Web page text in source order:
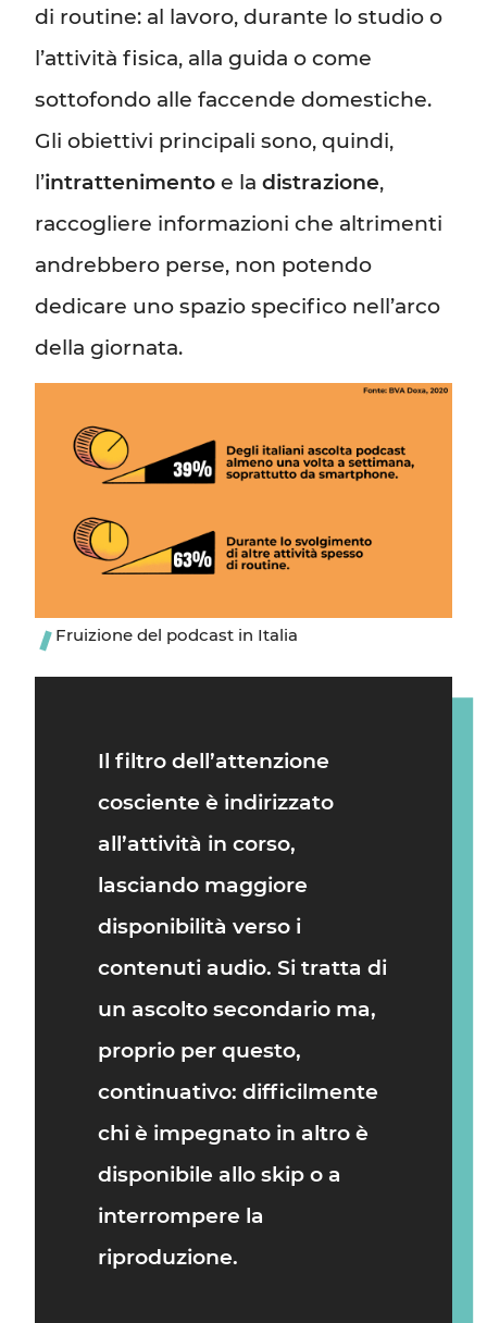
di routine: al lavoro, durante lo studio o
l’attività fisica, alla guida o come
sottofondo alle faccende domestiche.
Gli obiettivi principali sono, quindi,
l’intrattenimento e ladistrazione,
raccogliere informazioni che altrimenti
andrebbero perse, non potendo
dedicare uno spazio specifico nell’arco
della giornata.
Fruizione del podcast in Italia
Il filtro dell’attenzione
cosciente è indirizzato
all’attività in corso,
lasciando maggiore
disponibilità verso i
contenuti audio. Si tratta di
un ascolto secondario ma,
proprio per questo,
continuativo: difficilmente
chi è impegnato in altro è
disponibile allo skip o a
interrompere la
riproduzione.